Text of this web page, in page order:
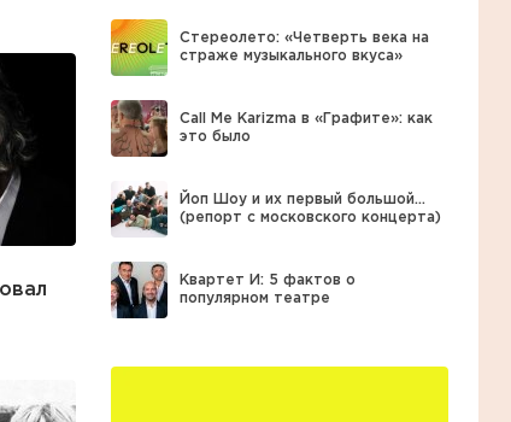
Стереолето: «Четверть века на
страже музыкального вкуса»
Call Me Karizma в «Графите»: как
это было
Йоп Шоу и их первый большой…
(репорт с московского концерта)
Квартет И: 5 фактов о
популярном театре